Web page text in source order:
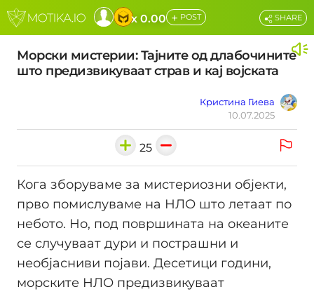
x 0.00 + POST
Морски мистерии: Тајните од длабочините
што предизвикуваат страв и кај војската
Кристина Гиева
10.07.2025
SHARE
25
Кога зборуваме за мистериозни објекти,
прво помислуваме на НЛО што летаат по
небото. Но, под површината на океаните
се случуваат дури и пострашни и
необјасниви појави. Десетици години,
морските НЛО предизвикуваат